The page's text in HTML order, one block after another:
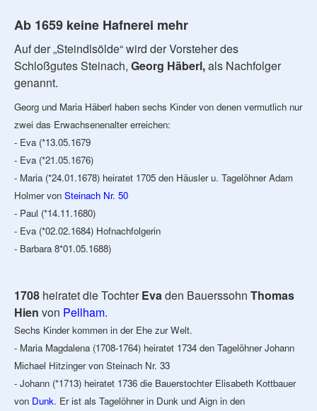
Ab 1659 keine Hafnerei mehr
Auf der „Steindlsölde“ wird der Vorsteher des
Schloßgutes Steinach, Georg Häberl,als Nachfolger
genannt.
Georg und Maria Häberl haben sechs Kinder von denen vermutlich nur
zwei das Erwachsenenalter erreichen:
- Eva (*13.05.1679
- Eva (*21.05.1676)
- Maria (*24.01.1678) heiratet 1705 den Häusler u. Tagelöhner Adam
Holmer von Steinach Nr. 50
- Paul (*14.11.1680)
- Eva (*02.02.1684) Hofnachfolgerin
- Barbara 8*01.05.1688)
1708 heiratet die TochterEvaden Bauerssohn Thomas
Hien von Pellham.
Sechs Kinder kommen in der Ehe zur Welt.
- Maria Magdalena (1708-1764) heiratet 1734 den Tagelöhner Johann
Michael Hitzinger von Steinach Nr. 33
- Johann (*1713) heiratet 1736 die Bauerstochter Elisabeth Kottbauer
von Dunk. Er ist als Tagelöhner in Dunk und Aign in den